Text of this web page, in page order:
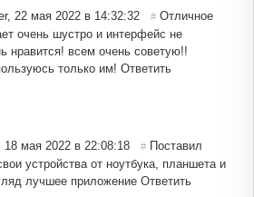
, 22 мая 2022 в 14:32:32 # Отличное
очень шустро и интерфейс не
нравится! всем очень советую!!
только им! Ответить
18 мая 2022 в 22:08:18 # Поставил
устройства от ноутбука, планшета и
лучшее приложение Ответить